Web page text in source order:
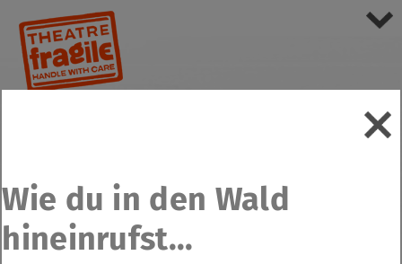
Wie du in den Wald
hineinrufst...